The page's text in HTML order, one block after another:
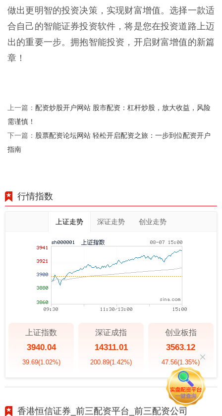
做出更明智的投资决策，实现财富增值。选择一款适
合自己的智能证券投资软件，将是您在投资道路上迈
出的重要一步。拥抱智能投资，开启财富增值的新篇
章！
上一篇： 配资炒股开户网站 股市配资：杠杆炒股，放大收益，风险
需谨慎！
下一篇： 股票配资论坛网站 轻松开启配资之旅：一步到位配资开户
指南
行情指数
上证走势 深证走势 创业走势
上证指数
3940.04
39.69(1.02%)
深证成指
14311.01
200.89(1.42%)
创业板指
3563.12
47.56(1.35%)
香港恒信证券_前三配资平台_前三配资公司